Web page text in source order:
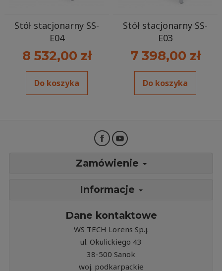
Stół stacjonarny SS-
E04
8 532,00 zł
Do koszyka
Stół stacjonarny SS-
E03
7 398,00 zł
Do koszyka
Zamówienie
Informacje
Dane kontaktowe
WS TECH Lorens Sp.j.
ul. Okulickiego 43
38-500 Sanok
woj. podkarpackie